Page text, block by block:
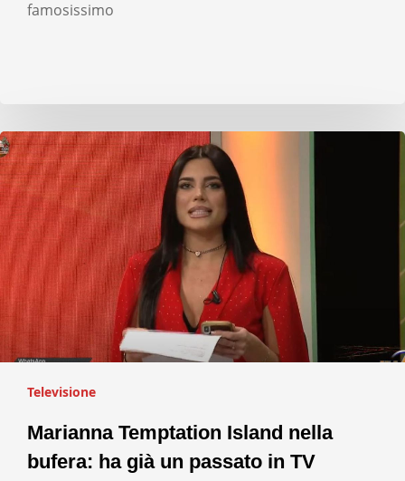
famosissimo
Televisione
Marianna Temptation Island nella
bufera: ha già un passato in TV